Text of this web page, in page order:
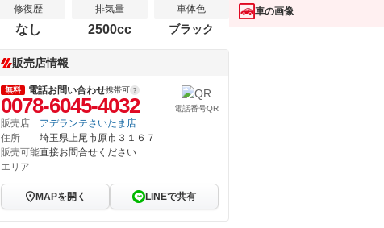
修復歴
なし
排気量
2500cc
車体色
ブラック
販売店情報
無料 電話お問い合わせ携帯可
0078-6045-4032 電話番号QR
販売店
アデランテさいたま店
住所
埼玉県上尾市原市３１６７
販売可能
エリア
直接お問合せください
MAPを開く LINEで共有
車の画像